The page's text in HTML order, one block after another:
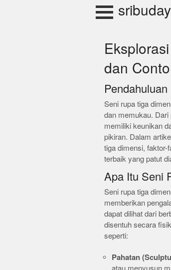
dan
Pendahuluan
Seni rupa tiga
dan memukau. Dari
memiliki keunikan
pikiran. Dalam
tiga dimensi, faktor-
terbaik yang patut
Apa Itu Seni
Seni rupa tiga
memberikan
dapat dilihat dari
disentuh secara
seperti:
Pahatan